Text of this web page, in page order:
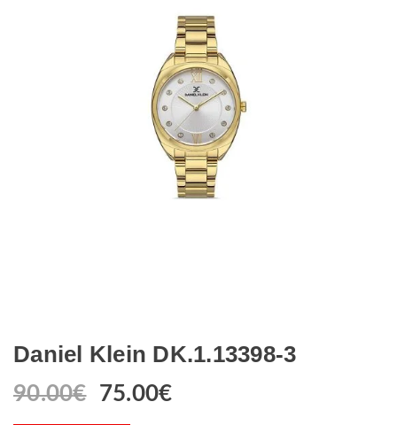
Daniel Klein DK.1.13398-3
90.00€ 75.00€